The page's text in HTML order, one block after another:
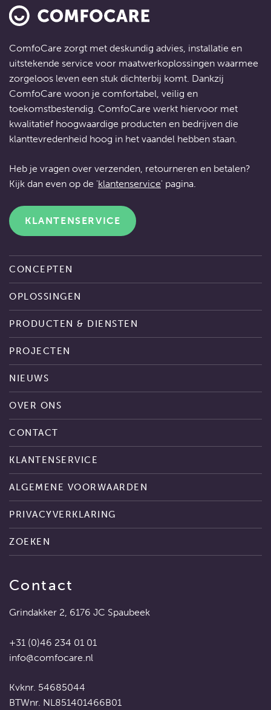
ComfoCare zorgt met deskundig advies, installatie en
uitstekende service voor maatwerkoplossingen waarmee
zorgeloos leven een stuk dichterbij komt. Dankzij
ComfoCare woon je comfortabel, veilig en
toekomstbestendig. ComfoCare werkt hiervoor met
kwalitatief hoogwaardige producten en bedrijven die
klanttevredenheid hoog in het vaandel hebben staan.
Heb je vragen over verzenden, retourneren en betalen?
Kijk dan even op de 'klantenservice' pagina.
KLANTENSERVICE
CONCEPTEN
OPLOSSINGEN
PRODUCTEN & DIENSTEN
PROJECTEN
NIEUWS
OVER ONS
CONTACT
KLANTENSERVICE
ALGEMENE VOORWAARDEN
PRIVACYVERKLARING
ZOEKEN
Contact
Grindakker 2, 6176 JC Spaubeek
+31 (0)46 234 01 01
info@comfocare.nl
Kvknr. 54685044
BTWnr. NL851401466B01